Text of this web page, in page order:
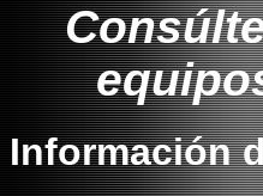
Información